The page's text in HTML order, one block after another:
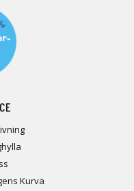
Kurva